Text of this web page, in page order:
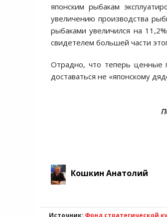
японским рыбакам
увеличению производства
рыбаками увеличился на
свидетелем большей части
Отрадно, что теперь ценные
доставаться не «японскому
Кошкин Анатолий
Источник: Фонд стратегической